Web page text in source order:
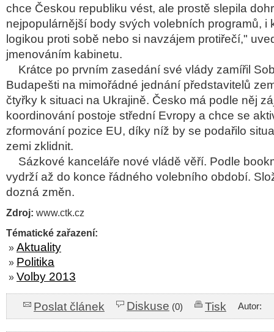
chce Českou republiku vést, ale prostě slepila
nejpopulárnější body svých volebních programů, i
logikou proti sobě nebo si navzájem protiřečí,"
jmenováním kabinetu.
Krátce po prvním zasedání své vlády zamířil
Budapešti na mimořádné jednání představitelů
čtyřky k situaci na Ukrajině. Česko má podle něj
koordinování postoje střední Evropy a chce se
zformování pozice EU, díky níž by se podařilo
zemi zklidnit.
Sázkové kanceláře nové vládě věří. Podle
vydrží až do konce řádného volebního období.
dozná změn.
Zdroj: www.ctk.cz
Tématické zařazení:
» Aktuality
» Politika
» Volby 2013
Poslat článek Diskuse (0) Tisk Autor: